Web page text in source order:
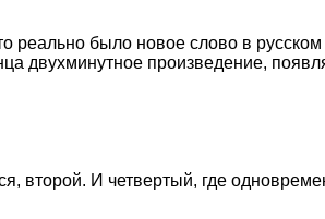
было новое слово в
двухминутное произведение,
второй. И четвертый, где